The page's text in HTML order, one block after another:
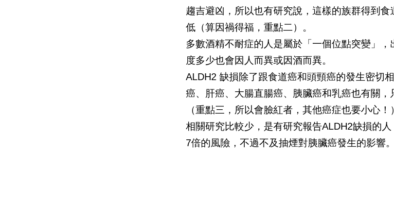
趨吉避凶，所以也有研究說，這樣的族群得到食
低（算因禍得福，重點二）。
多數酒精不耐症的人是屬於「一個位點突變」，
度多少也會因人而異或因酒而異。
ALDH2 缺損除了跟食道癌和頭頸癌的發生密切
癌、肝癌、大腸直腸癌、胰臟癌和乳癌也有關，
（重點三，所以會臉紅者，其他癌症也要小心
相關研究比較少，是有研究報告ALDH2缺損的
7倍的風險，不過不及抽煙對胰臟癌發生的影響。